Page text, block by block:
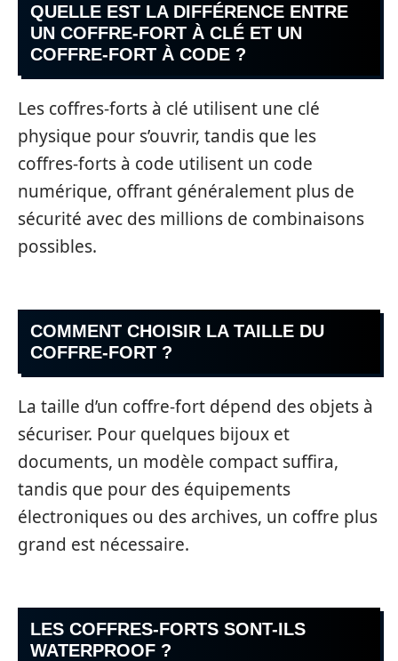
QUELLE EST LA DIFFÉRENCE ENTRE
UN COFFRE-FORT À CLÉ ET UN
COFFRE-FORT À CODE ?
Les coffres-forts à clé utilisent une clé
physique pour s’ouvrir, tandis que les
coffres-forts à code utilisent un code
numérique, offrant généralement plus de
sécurité avec des millions de combinaisons
possibles.
COMMENT CHOISIR LA TAILLE DU
COFFRE-FORT ?
La taille d’un coffre-fort dépend des objets à
sécuriser. Pour quelques bijoux et
documents, un modèle compact suffira,
tandis que pour des équipements
électroniques ou des archives, un coffre plus
grand est nécessaire.
LES COFFRES-FORTS SONT-ILS
WATERPROOF ?